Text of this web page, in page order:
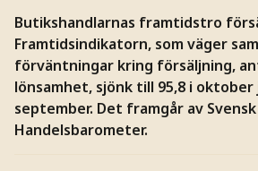
Butikshandlarnas framtidstro
Framtidsindikatorn, som väger
förväntningar kring försäljning,
lönsamhet, sjönk till 95,8 i
september. Det framgår av
Handelsbarometer.